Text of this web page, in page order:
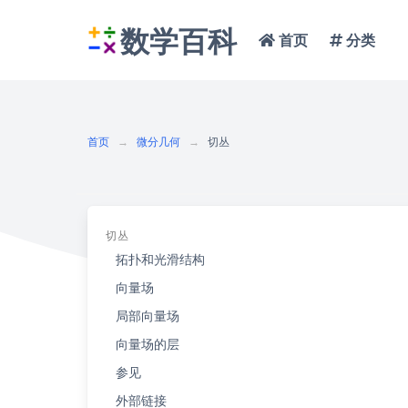
数学百科 首页 分类
首页 微分几何 切丛
切丛
拓扑和光滑结构
向量场
局部向量场
向量场的层
参见
外部链接